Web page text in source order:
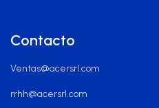
Contacto
Ventas@acersrl.com
rrhh@acersrl.com